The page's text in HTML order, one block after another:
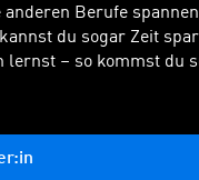
anderen Berufe
du sogar Zeit
lernst – so kommst du